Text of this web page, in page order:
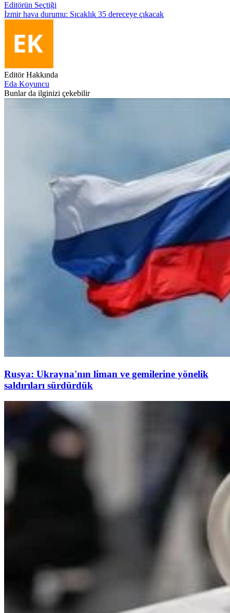
Editörün Seçtiği
İzmir hava durumu: Sıcaklık 35 dereceye çıkacak
Editör Hakkında
Eda Koyuncu
Bunlar da ilginizi çekebilir
Rusya: Ukrayna'nın liman ve gemilerine yönelik
saldırıları sürdürdük